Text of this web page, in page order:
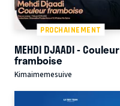
PROCHAINEMENT
MEHDI DJAADI - Couleur
framboise
Kimaimemesuive